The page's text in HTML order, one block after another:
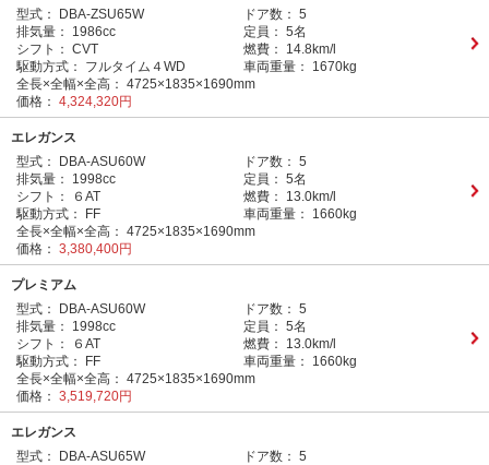
型式：
DBA-ZSU65W ドア数： 5
排気量：
1986cc 定員： 5名
シフト： CVT 燃費：
14.8km/l
駆動方式：
フルタイム４WD 車両重量：
1670kg
全長×全幅×全高： 4725×1835×1690mm
価格： 4,324,320円
エレガンス
型式：
DBA-ASU60W ドア数： 5
排気量：
1998cc 定員： 5名
シフト：
６AT 燃費：
13.0km/l
駆動方式：
FF 車両重量：
1660kg
全長×全幅×全高： 4725×1835×1690mm
価格： 3,380,400円
プレミアム
型式：
DBA-ASU60W ドア数： 5
排気量：
1998cc 定員： 5名
シフト：
６AT 燃費：
13.0km/l
駆動方式：
FF 車両重量：
1660kg
全長×全幅×全高： 4725×1835×1690mm
価格： 3,519,720円
エレガンス
型式：
DBA-ASU65W ドア数： 5